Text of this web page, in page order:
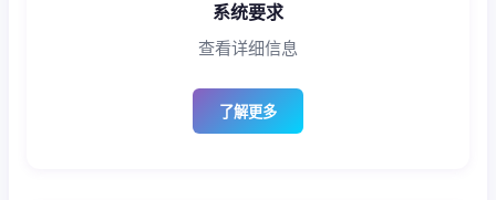
系统要求
查看详细信息
了解更多